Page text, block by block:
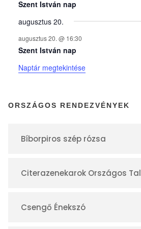
y
e
k
n
a
á
Szent István nap
augusztus 20.
augusztus 20. @ 16:30
Szent István nap
Naptár megtekintése
ORSZÁGOS RENDEZVÉNYEK
Bíborpiros szép rózsa
Citerazenekarok Országos
Csengő Énekszó